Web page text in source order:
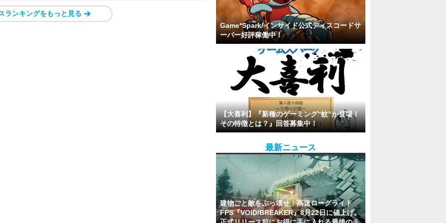
ランキングをもっと見る
Game*Spark/インサイド公式ディスコードサ
ーバー好評稼働中！
【大喜利】『新種のゲーミング“蚊”が登場！
その特徴とは？』回答募集中！
最新ニュース
建物ごと敵をぶっ壊せ！高速ローグライト
FPS『VOID/BREAKER』8月22日に値上げ。